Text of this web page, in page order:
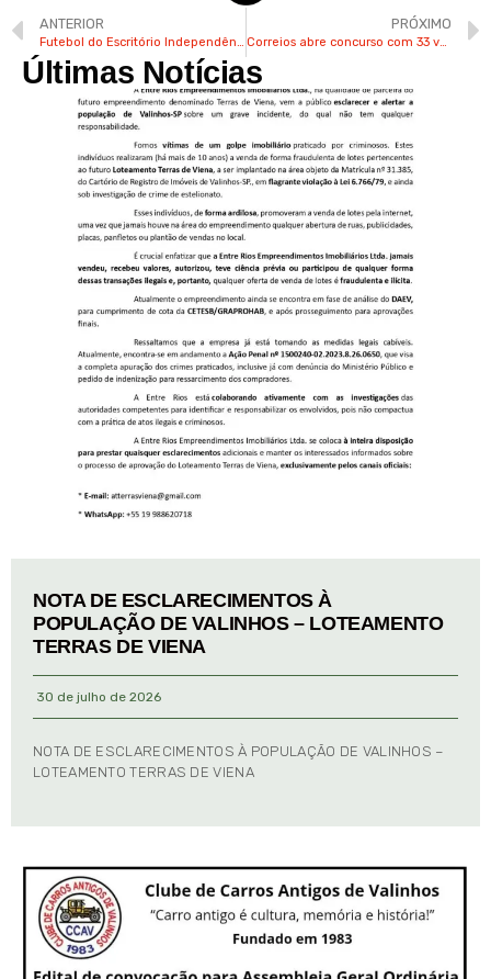
ANTERIOR PRÓXIMO
Correios abre concurso com 33 vagas e salários de até R$ 6,8 mil
Últimas Notícias
NOTA DE ESCLARECIMENTOS À
POPULAÇÃO DE VALINHOS – LOTEAMENTO
TERRAS DE VIENA
30 de julho de 2026
NOTA DE ESCLARECIMENTOS À POPULAÇÃO DE VALINHOS –
LOTEAMENTO TERRAS DE VIENA